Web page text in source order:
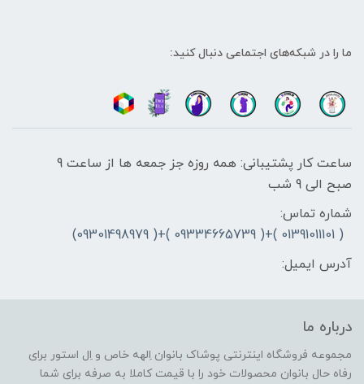
ما را در شبکه‌های اجتماعی دنبال کنید:
ساعت کار پشتیبانی: همه روزه جز جمعه ها از ساعت 9
صبح الی 9 شب
شماره تماس:
( 01391011101 )+( 09334665739 )+( 09301498979)
آدرس ایمیل:
درباره ما
مجموعه فروشگاه اینترنتی پوشاک بانوان اِلهه خاص و اِل استور برای
رفاه حال بانوان محصولات خود را با قیمت کاملا به صرفه برای شما